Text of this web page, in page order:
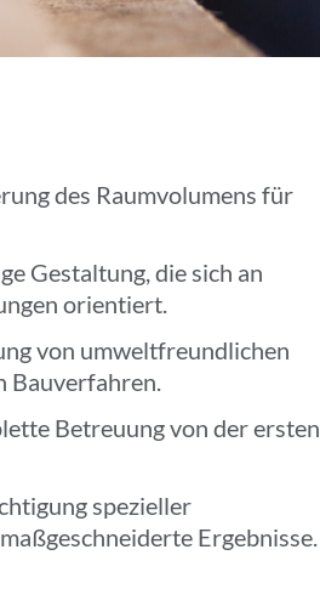
des Raumvolumens für
Gestaltung, die sich an
orientiert.
von umweltfreundlichen
Bauverfahren.
Betreuung von der ersten
spezieller
Ergebnisse.